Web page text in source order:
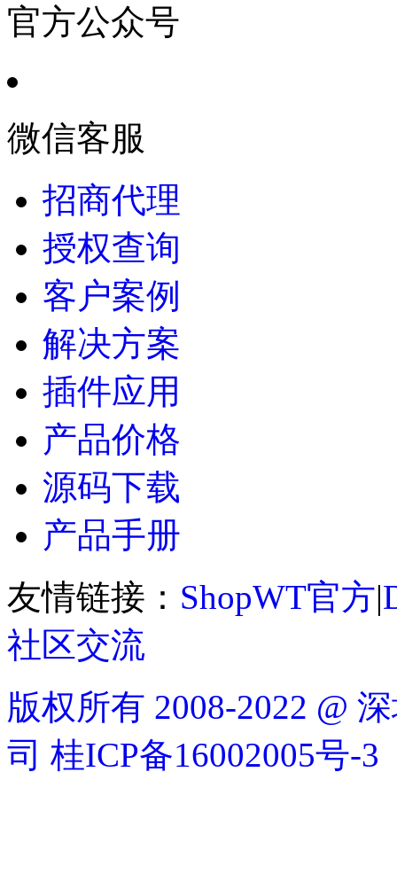
官方公众号
微信客服
招商代理
授权查询
客户案例
解决方案
插件应用
产品价格
源码下载
产品手册
友情链接： ShopWT官方|
社区交流
版权所有 2008-2022 @
司 桂ICP备16002005号-3